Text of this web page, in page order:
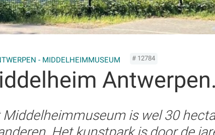
- MIDDELHEIMMUSEUM # 12784
Middelheimmuseum is wel 30